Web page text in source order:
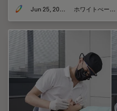
Jun 25, 2026 ホワイトぺーパー